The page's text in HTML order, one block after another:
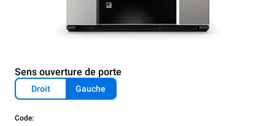
Sens ouverture de porte
Droit Gauche
Code: